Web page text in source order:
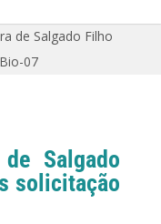
de Salgado Filho
07
Salgado
solicitação